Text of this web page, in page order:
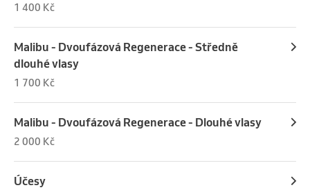
1 400 Kč
Malibu - Dvoufázová Regenerace - Středně
dlouhé vlasy
1 700 Kč
Malibu - Dvoufázová Regenerace - Dlouhé vlasy
2 000 Kč
Účesy